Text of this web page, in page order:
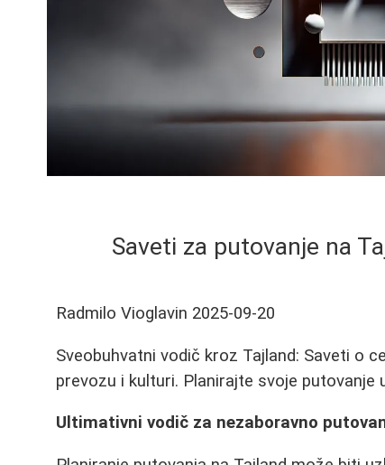
Saveti za putovanje na
Radmilo Vioglavin 2025-09-20
Sveobuhvatni vodič kroz Tajland: Saveti o
prevozu i kulturi. Planirajte svoje putovanje
Ultimativni vodič za nezaboravno